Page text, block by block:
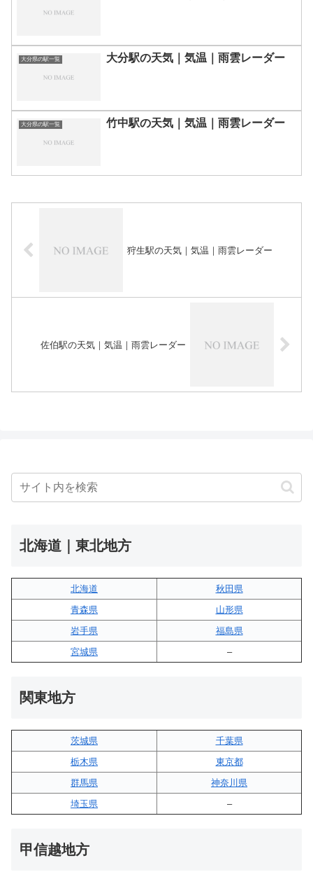
大分県の駅一覧 大分駅の天気｜気温｜雨雲レーダー
大分県の駅一覧 竹中駅の天気｜気温｜雨雲レーダー
狩生駅の天気｜気温｜雨雲レーダー
佐伯駅の天気｜気温｜雨雲レーダー
北海道｜東北地方
北海道
秋田県
青森県
山形県
岩手県
福島県
宮城県
–
関東地方
茨城県
千葉県
栃木県
東京都
群馬県
神奈川県
埼玉県
–
甲信越地方